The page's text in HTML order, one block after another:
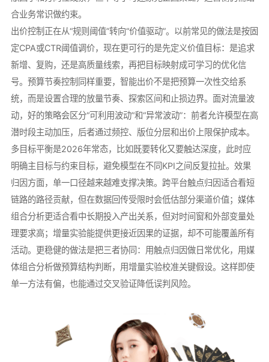
合业务常识做约束。
出价控制正在从“规则阈值”转向“价值驱动”。以前常见的做法是按固
定CPA或CTR阈值调价，现在更可行的是先定义价值目标：是追求
新增、复购，还是高质量线索，再把目标映射成可学习的优化信
号。预算节奏控制同样重要，智能出价不是把预算一次性交给系
统，而是设置合理的放量节奏、探索区间和止损边界。面对流量波
动，好的策略会区分“可利用波动”和“异常波动”：前者允许模型在高
潜时段主动加压，后者通过频控、版位分层和出价上限保护成本。
多目标平衡是2026年常态，比如既要转化又要触达深度，此时应
明确主目标与约束目标，避免模型在不同KPI之间反复拉扯。效果
归因方面，单一口径越来越难支撑决策。跨平台触点归因适合看短
链路的路径贡献，但在数据回传受限时会低估部分渠道价值；媒体
组合分析更适合看中长期投入产出关系，但对时间窗和外部变量处
理要求高；增量实验能提供更接近因果的证据，却不可能覆盖所有
活动。更稳健的做法是把三者协同：用触点归因做日常优化，用媒
体组合分析做预算结构判断，用增量实验校准关键假设。这样即使
单一方法有偏，也能通过交叉验证降低误判风险。